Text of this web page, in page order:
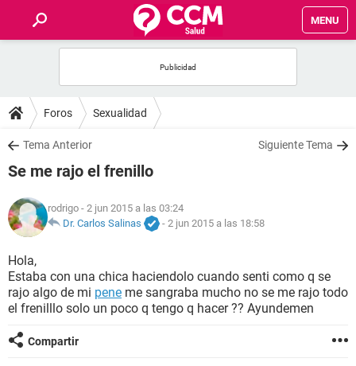
MENU
FOROS
SALUD
NUTRICIÓN
BIENESTAR
SEXUALIDAD
GLOSARIO
Foros Sexualidad
Tema Anterior Siguiente Tema
Se me rajo el frenillo
rodrigo - 2 jun 2015 a las 03:24
Dr. Carlos Salinas
- 2 jun 2015 a las 18:58
Hola,
Estaba con una chica haciendolo cuando senti como q se
rajo algo de mi pene me sangraba mucho no se me rajo todo
el frenilllo solo un poco q tengo q hacer ?? Ayundemen
Compartir